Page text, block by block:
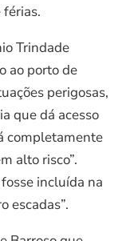
Trindade
ao porto de
perigosas,
que dá acesso
completamente
alto risco”.
incluída na
escadas”.